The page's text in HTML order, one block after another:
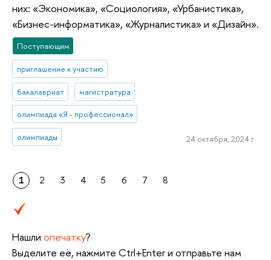
них: «Экономика», «Социология», «Урбанистика»,
«Бизнес-информатика», «Журналистика» и «Дизайн».
Поступающим
приглашение к участию
бакалавриат магистратура
олимпиада «Я - профессионал»
олимпиады 24 октября, 2024 г.
1 2 3 4 5 6 7 8
Нашли опечатку?
Выделите её, нажмите Ctrl+Enter и отправьте нам